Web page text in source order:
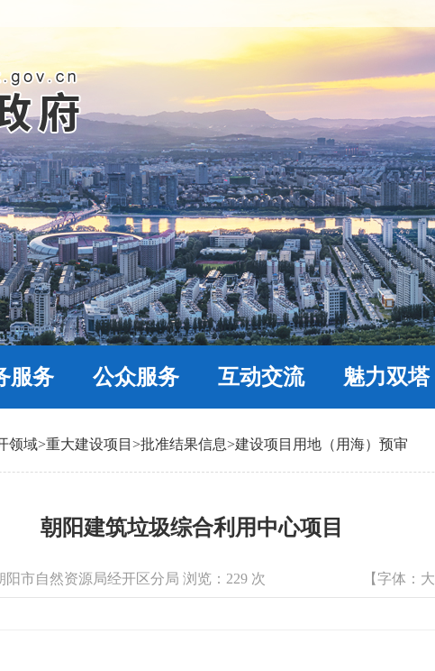
服务 公众服务 互动交流 魅力双塔
领域>重大建设项目 >批准结果信息>建设项目用地（用海）预审
朝阳建筑垃圾综合利用中心项目
市自然资源局经开区分局 浏览： 229 次 【字体： 大